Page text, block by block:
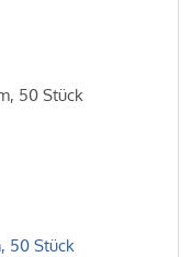
50 Stück